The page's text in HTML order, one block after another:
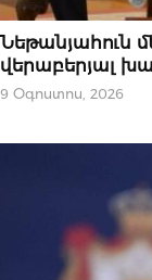
ՄԻՋԱԶԳԱՅԻՆ
Նեթանյահուն
վերաբերյալ
9 Օգոստոս, 2026